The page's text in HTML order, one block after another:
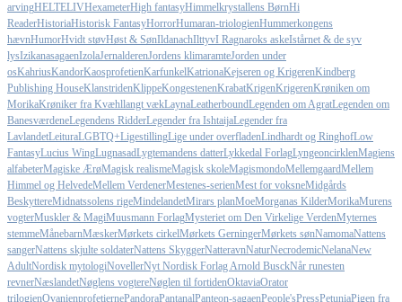
arvingHELTELIVHexameterHigh fantasyHimmelkrystallens BørnHi
ReaderHistoriaHistorisk FantasyHorrorHumaran-triologienHummerkongens
hævnHumorHvidt støvHøst & SønIldanachIlttyvI Ragnaroks askeIstårnet & de syv
lysIzikanasagaenIzolaJernalderenJordens klimaramteJorden under
osKahriusKandorKaosprofetienKarfunkelKatrionaKejseren og KrigerenKindberg
Publishing HouseKlanstridenKlippeKongestenenKrabatKrigenKrigerenKrøniken om
MorikaKrøniker fra Kvæhllangt vækLaynaLeatherboundLegenden om AgratLegenden om
BanesværdeneLegendens RidderLegender fra IshtaijaLegender fra
LavlandetLeituraLGBTQ+LigestillingLige under overfladenLindhardt og RinghofLow
FantasyLucius WingLugnasadLygtemandens datterLykkedal ForlagLyngeoncirklenMagiens
alfabeterMagiske ÆrøMagisk realismeMagisk skoleMagismondoMellemgaardMellem
Himmel og HelvedeMellem VerdenerMestenes-serienMest for voksneMidgårds
BeskyttereMidnatssolens rigeMindelandetMirars planMoeMorganas KilderMorikaMurens
vogterMuskler & MagiMuusmann ForlagMysteriet om Den Virkelige VerdenMyternes
stemmeMånebarnMæskerMørkets cirkelMørkets GerningerMørkets sønNamomaNattens
sangerNattens skjulte soldaterNattens SkyggerNatteravnNaturNecrodemicNelanaNew
AdultNordisk mytologiNovellerNyt Nordisk Forlag Arnold BusckNår runesten
revnerNæslandetNøglens vogtereNøglen til fortidenOktaviaOrator
trilogienOvanienprofetiernePandoraPantanalPanteon-sagaenPeople'sPressPetuniaPigen fra